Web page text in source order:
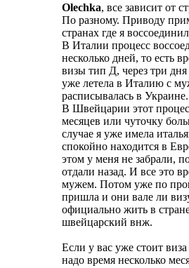
Olechka, все зависит от
По разному. Приводу
странах где я
В Италии процесс
несколько дней, то есть
визы тип Д, через три
уже летела в Италию с
расписывалась в Украине.
В Швейцарии этот
месяцев или чуточку
случае я уже имела
спокойно находится в
этом у меня не забрали,
отдали назад. И все это
мужем. Потом уже по
пришла и они вале ли
официально жить в
швейцарский внж.
Если у вас уже стоит
надо время несколько